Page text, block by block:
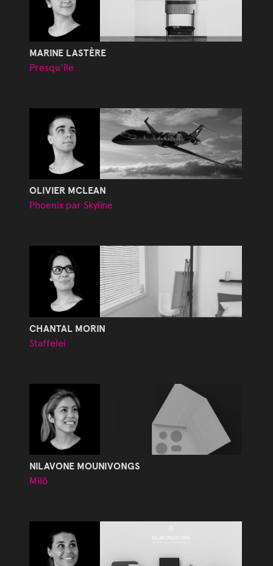
MARINE LASTÈRE
Presqu'île
OLIVIER MCLEAN
Phoenix par Skyline
CHANTAL MORIN
Staffelei
NILAVONE MOUNIVONGS
Milö